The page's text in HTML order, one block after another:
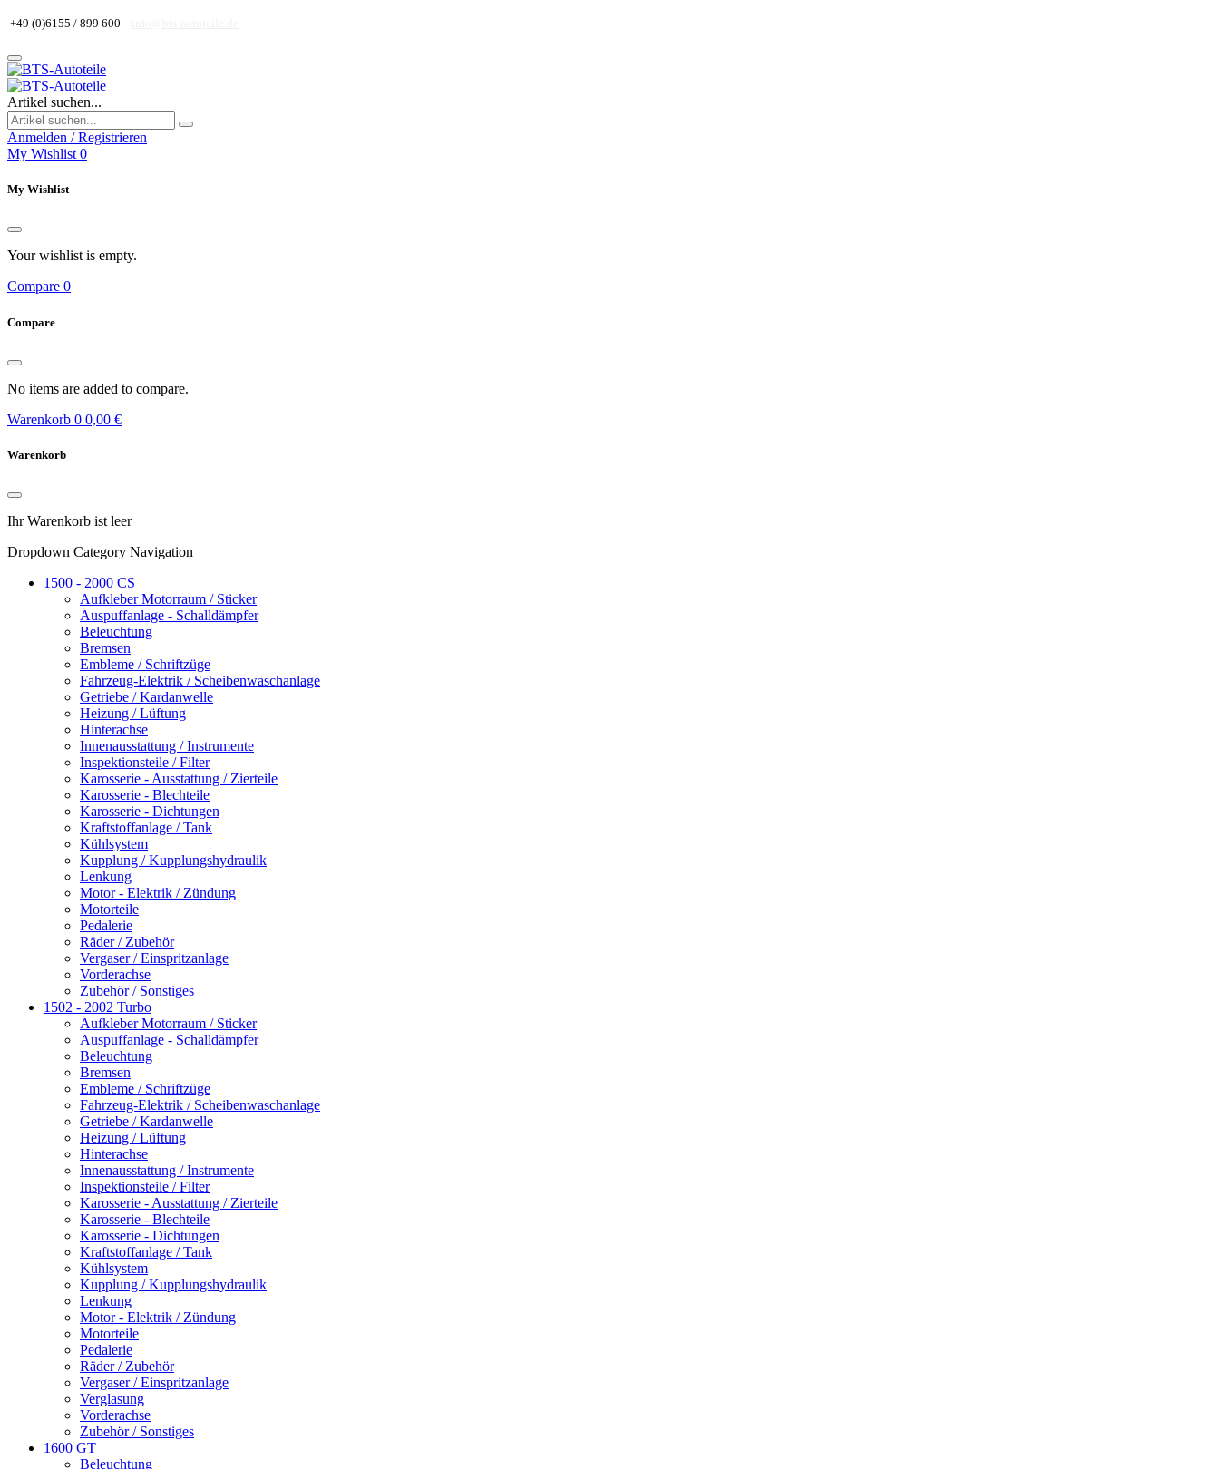
+49 (0)6155 / 899 600
Artikel suchen...
Anmelden / Registrieren
My Wishlist 0
My Wishlist
Your wishlist is empty.
Compare 0
Compare
No items are added to compare.
Warenkorb 0 0,00 €
Warenkorb
Ihr Warenkorb ist leer
Dropdown Category Navigation
1500 - 2000 CS
Aufkleber Motorraum / Sticker
Auspuffanlage - Schalldämpfer
Beleuchtung
Bremsen
Embleme / Schriftzüge
Fahrzeug-Elektrik / Scheibenwaschanlage
Getriebe / Kardanwelle
Heizung / Lüftung
Hinterachse
Innenausstattung / Instrumente
Inspektionsteile / Filter
Karosserie - Ausstattung / Zierteile
Karosserie - Blechteile
Karosserie - Dichtungen
Kraftstoffanlage / Tank
Kühlsystem
Kupplung / Kupplungshydraulik
Lenkung
Motor - Elektrik / Zündung
Motorteile
Pedalerie
Räder / Zubehör
Vergaser / Einspritzanlage
Vorderachse
Zubehör / Sonstiges
1502 - 2002 Turbo
Aufkleber Motorraum / Sticker
Auspuffanlage - Schalldämpfer
Beleuchtung
Bremsen
Embleme / Schriftzüge
Fahrzeug-Elektrik / Scheibenwaschanlage
Getriebe / Kardanwelle
Heizung / Lüftung
Hinterachse
Innenausstattung / Instrumente
Inspektionsteile / Filter
Karosserie - Ausstattung / Zierteile
Karosserie - Blechteile
Karosserie - Dichtungen
Kraftstoffanlage / Tank
Kühlsystem
Kupplung / Kupplungshydraulik
Lenkung
Motor - Elektrik / Zündung
Motorteile
Pedalerie
Räder / Zubehör
Vergaser / Einspritzanlage
Verglasung
Vorderachse
Zubehör / Sonstiges
1600 GT
Beleuchtung